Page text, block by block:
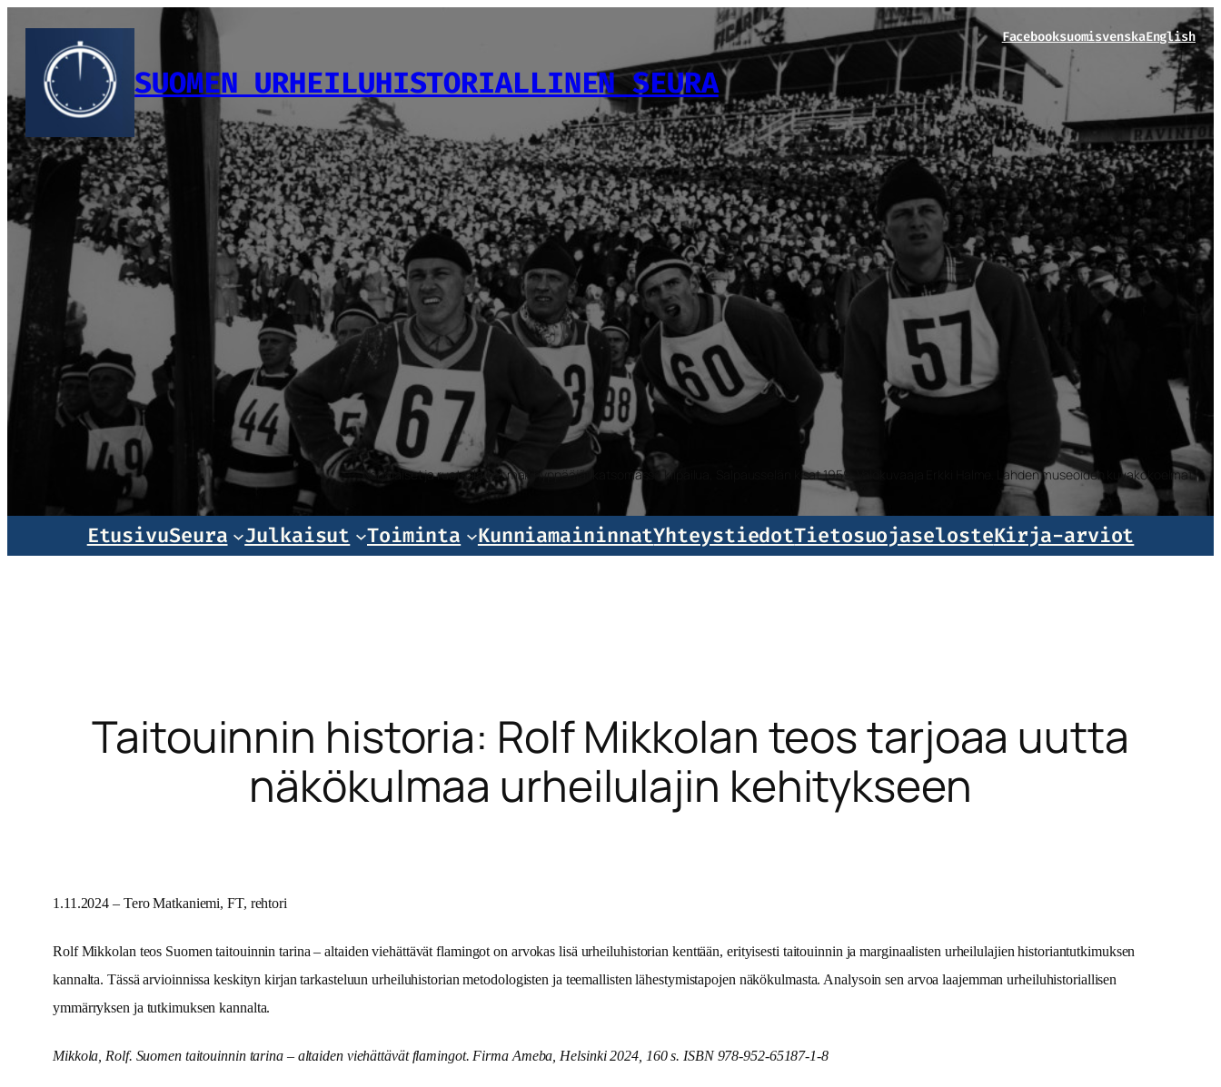
sisältöön
SUOMEN URHEILUHISTORIALLINEN SEURA
FacebooksuomisvenskaEnglish
Norjalaiset ja ruotsalaiset mäkihyppääjät katsomassa kilpailua, Salpausselän kisat 1959. Valokuvaaja Erkki Halme. Lahden museoiden kuvakokoelmat.
EtusivuSeura Julkaisut Toiminta KunniamaininnatYhteystiedotTietosuojaselosteKirja-arviot
Taitouinnin historia: Rolf Mikkolan teos tarjoaa uutta
näkökulmaa urheilulajin kehitykseen
1.11.2024 – Tero Matkaniemi, FT, rehtori
Rolf Mikkolan teos Suomen taitouinnin tarina – altaiden viehättävät flamingot on arvokas lisä urheiluhistorian kenttään, erityisesti taitouinnin ja marginaalisten urheilulajien historiantutkimuksen
kannalta. Tässä arvioinnissa keskityn kirjan tarkasteluun urheiluhistorian metodologisten ja teemallisten lähestymistapojen näkökulmasta. Analysoin sen arvoa laajemman urheiluhistoriallisen
ymmärryksen ja tutkimuksen kannalta.
Mikkola, Rolf. Suomen taitouinnin tarina – altaiden viehättävät flamingot. Firma Ameba, Helsinki 2024, 160 s. ISBN 978-952-65187-1-8